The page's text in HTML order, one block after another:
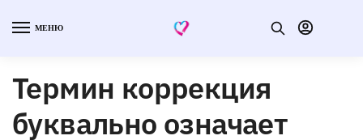
МЕНЮ
Термин коррекция
буквально означает